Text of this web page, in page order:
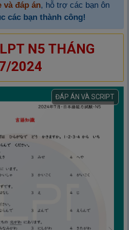
và đáp án, hỗ trợ các bạn ôn
các bạn thành công!
N5 THÁNG
2024
ĐÁP ÁN VÀ SCRIPT